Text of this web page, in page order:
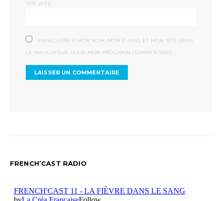
SITE WEB
ENREGISTRER MON NOM, MON E-MAIL ET MON SITE DANS
LE NAVIGATEUR POUR MON PROCHAIN COMMENTAIRE.
FRENCH’CAST RADIO